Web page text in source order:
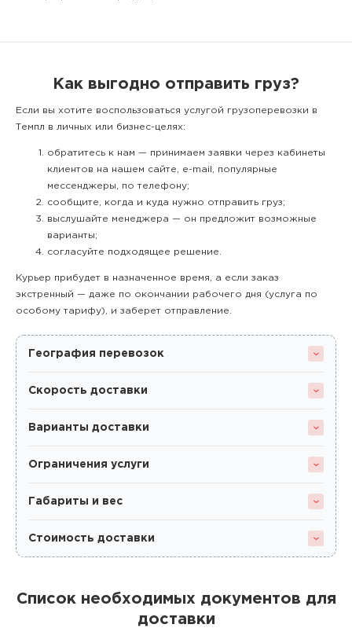
Как выгодно отправить груз?
Если вы хотите воспользоваться услугой грузоперевозки в
Темпл в личных или бизнес-целях:
обратитесь к нам — принимаем заявки через кабинеты
клиентов на нашем сайте, e-mail, популярные
мессенджеры, по телефону;
сообщите, когда и куда нужно отправить груз;
выслушайте менеджера — он предложит возможные
варианты;
согласуйте подходящее решение.
Курьер прибудет в назначенное время, а если заказ
экстренный — даже по окончании рабочего дня (услуга по
особому тарифу), и заберет отправление.
География перевозок
Скорость доставки
Варианты доставки
Ограничения услуги
Габариты и вес
Стоимость доставки
Список необходимых документов для
доставки